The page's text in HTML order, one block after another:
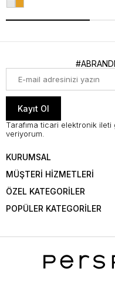
Kayıt Ol
Tarafıma ticari elektronik ileti
veriyorum.
KURUMSAL
MÜŞTERİ HİZMETLERİ
ÖZEL KATEGORİLER
POPÜLER KATEGORİLER